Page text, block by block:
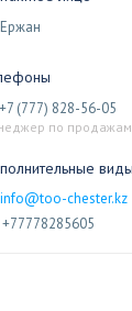
Ержан
+7 (777) 828-56-05
по продажам
info@too-chester.kz
+77778285605